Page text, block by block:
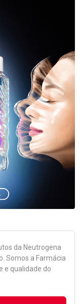
da Neutrogena
Somos a Farmácia
e qualidade do